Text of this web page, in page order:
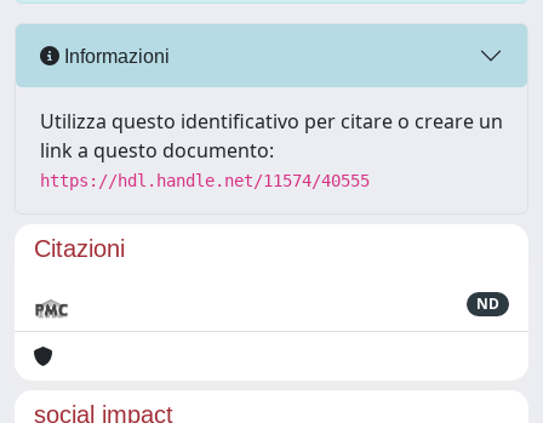
Informazioni
Utilizza questo identificativo per citare o creare un
link a questo documento:
https://hdl.handle.net/11574/40555
Citazioni
ND
social impact